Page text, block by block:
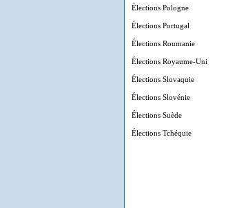
Élections Pologne
Élections Portugal
Élections Roumanie
Élections Royaume-Uni
Élections Slovaquie
Élections Slovénie
Élections Suède
Élections Tchéquie